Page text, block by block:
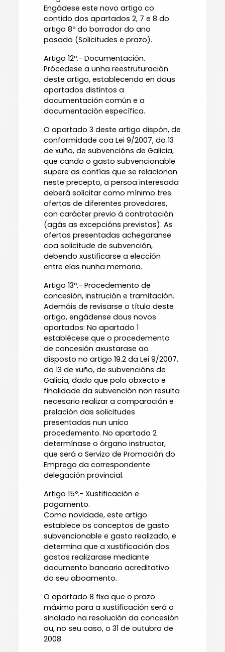
Engádese este novo artigo co
contido dos apartados 2, 7 e 8 do
artigo 8º do borrador do ano
pasado (Solicitudes e prazo).
Artigo 12º.- Documentación.
Prócedese a unha reestruturación
deste artigo, establecendo en dous
apartados distintos a
documentación común e a
documentación específica.
O apartado 3 deste artigo dispón, de
conformidade coa Lei 9/2007, do 13
de xuño, de subvencións de Galicia,
que cando o gasto subvencionable
supere as contías que se relacionan
neste precepto, a persoa interesada
deberá solicitar como mínimo tres
ofertas de diferentes provedores,
con carácter previo á contratación
(agás as excepcións previstas). As
ofertas presentadas achegaranse
coa solicitude de subvención,
debendo xustificarse a elección
entre elas nunha memoria.
Artigo 13º.- Procedemento de
concesión, instrución e tramitación.
Ademáis de revisarse o título deste
artigo, engádense dous novos
apartados: No apartado 1
establécese que o procedemento
de concesión axustarase ao
disposto no artigo 19.2 da Lei 9/2007,
do 13 de xuño, de subvencións de
Galicia, dado que polo obxecto e
finalidade da subvención non resulta
necesario realizar a comparación e
prelación das solicitudes
presentadas nun unico
procedemento. No apartado 2
determínase o órgano instructor,
que será o Servizo de Promoción do
Emprego da correspondente
delegación provincial.
Artigo 15º.- Xustificación e
pagamento.
Como novidade, este artigo
establece os conceptos de gasto
subvencionable e gasto realizado, e
determina que a xustificación dos
gastos realizarase mediante
documento bancario acreditativo
do seu aboamento.
O apartado 8 fixa que o prazo
máximo para a xustificación será o
sinalado na resolución da concesión
ou, no seu caso, o 31 de outubro de
2008.